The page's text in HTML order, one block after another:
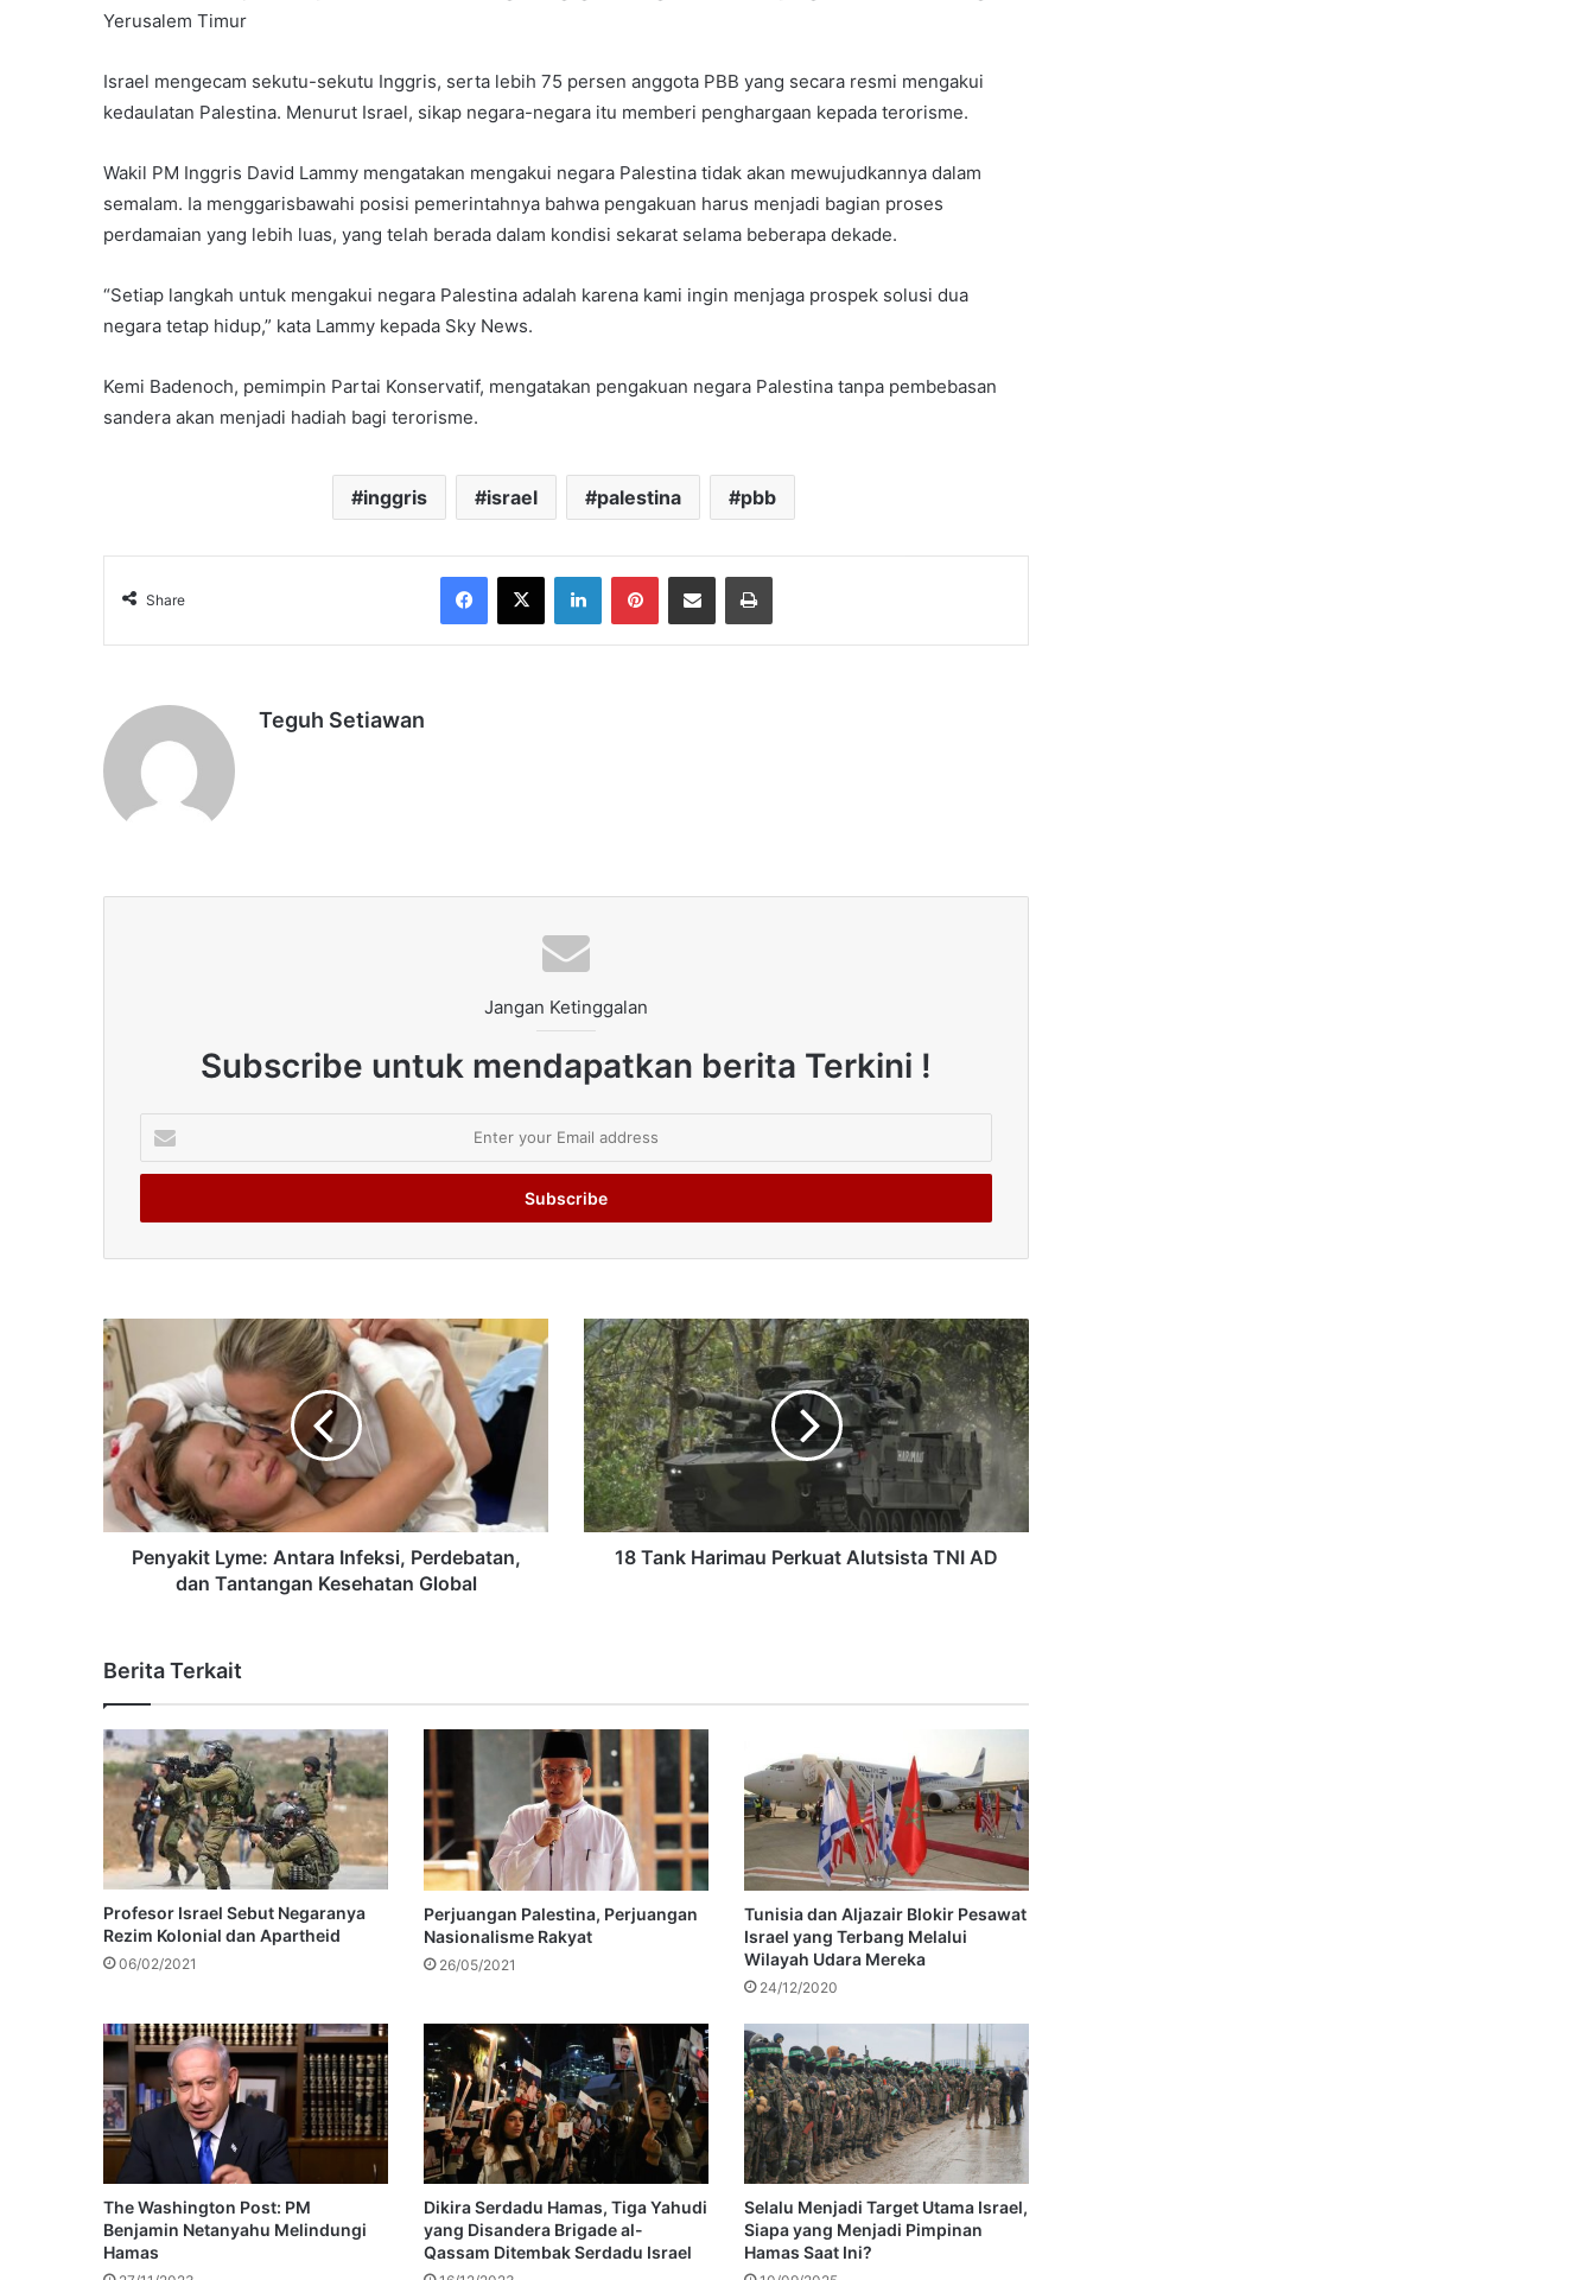
Yerusalem Timur
Israel mengecam sekutu-sekutu Inggris, serta lebih 75 persen anggota PBB yang secara resmi mengakui
kedaulatan Palestina. Menurut Israel, sikap negara-negara itu memberi penghargaan kepada terorisme.
Wakil PM Inggris David Lammy mengatakan mengakui negara Palestina tidak akan mewujudkannya dalam
semalam. Ia menggarisbawahi posisi pemerintahnya bahwa pengakuan harus menjadi bagian proses
perdamaian yang lebih luas, yang telah berada dalam kondisi sekarat selama beberapa dekade.
“Setiap langkah untuk mengakui negara Palestina adalah karena kami ingin menjaga prospek solusi dua
negara tetap hidup,” kata Lammy kepada Sky News.
Kemi Badenoch, pemimpin Partai Konservatif, mengatakan pengakuan negara Palestina tanpa pembebasan
sandera akan menjadi hadiah bagi terorisme.
inggris israel palestina pbb
Share
Facebook
X LinkedInPinterestShare via Email Print
Teguh Setiawan
Jangan Ketinggalan
Subscribe untuk mendapatkan berita Terkini !
your
Email
Penyakit Lyme: Antara Infeksi, Perdebatan,
dan Tantangan Kesehatan Global
18 Tank Harimau Perkuat Alutsista TNI AD
Berita Terkait
Profesor Israel Sebut Negaranya
Rezim Kolonial dan Apartheid
06/02/2021
Perjuangan Palestina, Perjuangan
Nasionalisme Rakyat
26/05/2021
Tunisia dan Aljazair Blokir Pesawat
Israel yang Terbang Melalui
Wilayah Udara Mereka
24/12/2020
The Washington Post: PM
Benjamin Netanyahu Melindungi
Hamas
Dikira Serdadu Hamas, Tiga Yahudi
yang Disandera Brigade al-
Qassam Ditembak Serdadu Israel
Selalu Menjadi Target Utama Israel,
Siapa yang Menjadi Pimpinan
Hamas Saat Ini?